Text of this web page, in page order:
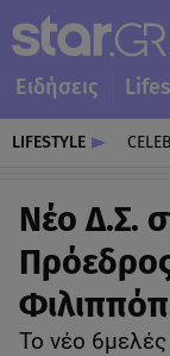
Ειδήσεις
LIFESTYLE
Νέο Δ.Σ.
Το νέο 6μελές